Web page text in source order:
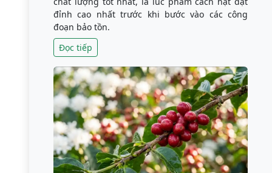
đỉnh cao nhất trước khi bước vào các công
đoạn bảo tồn.
Đọc tiếp